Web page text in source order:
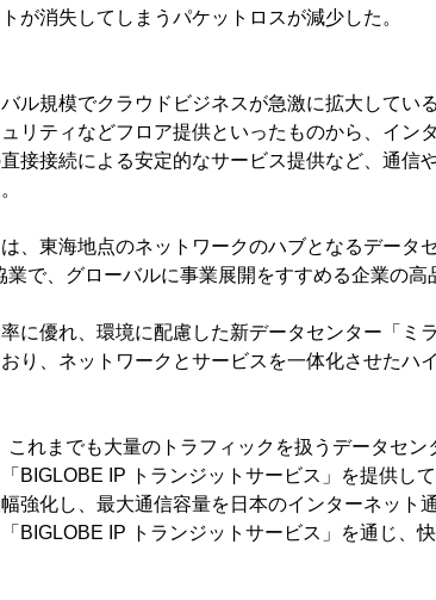
が消失してしまうパケットロスが減少した。
ル規模でクラウドビジネスが急激に拡大してい
リティなどフロア提供といったものから、イン
接接続による安定的なサービス提供など、通信
、東海地点のネットワークのハブとなるデータ
業で、グローバルに事業展開をすすめる企業の
に優れ、環境に配慮した新データセンター「ミ
り、ネットワークとサービスを一体化させたハ
れまでも大量のトラフィックを扱うデータセン
BIGLOBE IP トランジットサービス」を提供し
強化し、最大通信容量を日本のインターネット
BIGLOBE IP トランジットサービス」を通じ、